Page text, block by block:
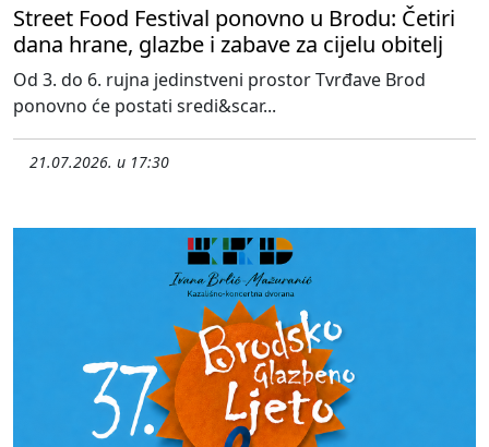
Street Food Festival ponovno u Brodu: Četiri
dana hrane, glazbe i zabave za cijelu obitelj
Od 3. do 6. rujna jedinstveni prostor Tvrđave Brod
ponovno će postati sredi&scar...
21.07.2026. u 17:30